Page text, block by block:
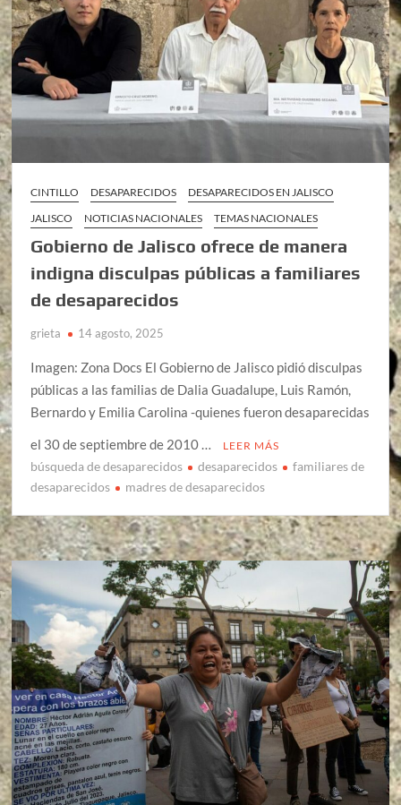
CINTILLO DESAPARECIDOS
DESAPARECIDOS EN JALISCO
JALISCO
NOTICIAS NACIONALES TEMAS NACIONALES
Gobierno de Jalisco ofrece de manera
indigna disculpas públicas a familiares
de desaparecidos
grieta 14 agosto, 2025
Imagen: Zona Docs El Gobierno de Jalisco pidió disculpas
públicas a las familias de Dalia Guadalupe, Luis Ramón,
Bernardo y Emilia Carolina -quienes fueron desaparecidas
el 30 de septiembre de 2010 …
LEER MÁS
búsqueda de desaparecidos desaparecidos
familiares de
desaparecidos
madres de desaparecidos